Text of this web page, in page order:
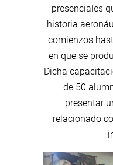
presenciales
historia
comienzos
en que se
Dicha
de 50
presentar
relacionado